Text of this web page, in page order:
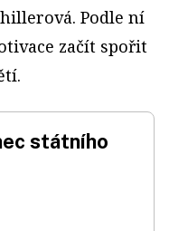
Podle ní
začít spořit
státního